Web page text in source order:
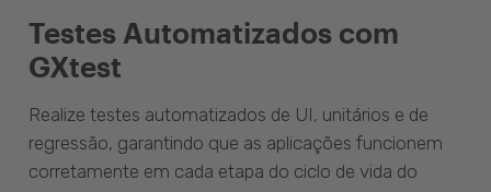
Testes Automatizados com
GXtest
Realize testes automatizados de UI, unitários e de
regressão, garantindo que as aplicações funcionem
corretamente em cada etapa do ciclo de vida do